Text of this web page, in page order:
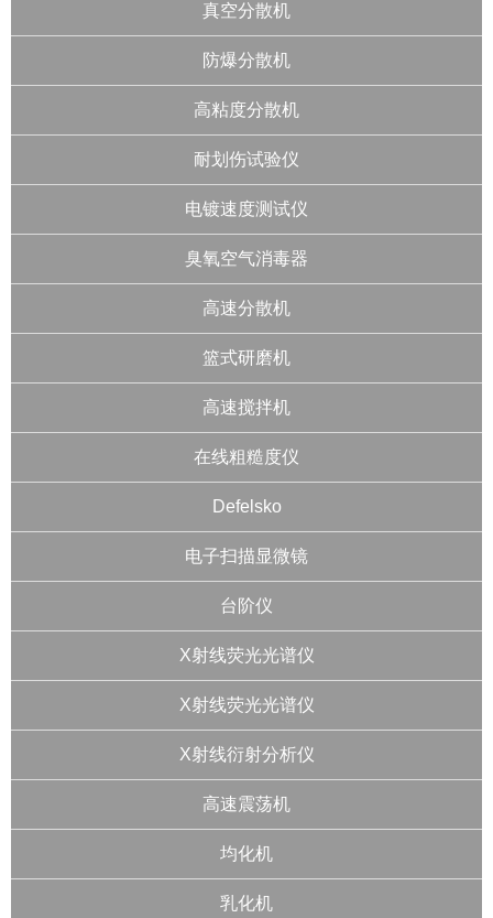
真空分散机
防爆分散机
高粘度分散机
耐划伤试验仪
电镀速度测试仪
臭氧空气消毒器
高速分散机
篮式研磨机
高速搅拌机
在线粗糙度仪
Defelsko
电子扫描显微镜
台阶仪
X射线荧光光谱仪
X射线荧光光谱仪
X射线衍射分析仪
高速震荡机
均化机
乳化机